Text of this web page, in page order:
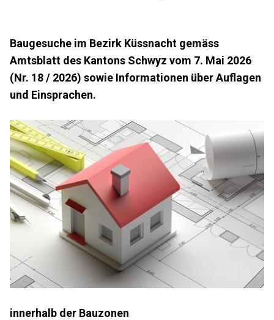
Baugesuche im Bezirk Küssnacht gemäss
Amtsblatt des Kantons Schwyz vom 7. Mai 2026
(Nr. 18 / 2026) sowie Informationen über Auflagen
und Einsprachen.
innerhalb der Bauzonen